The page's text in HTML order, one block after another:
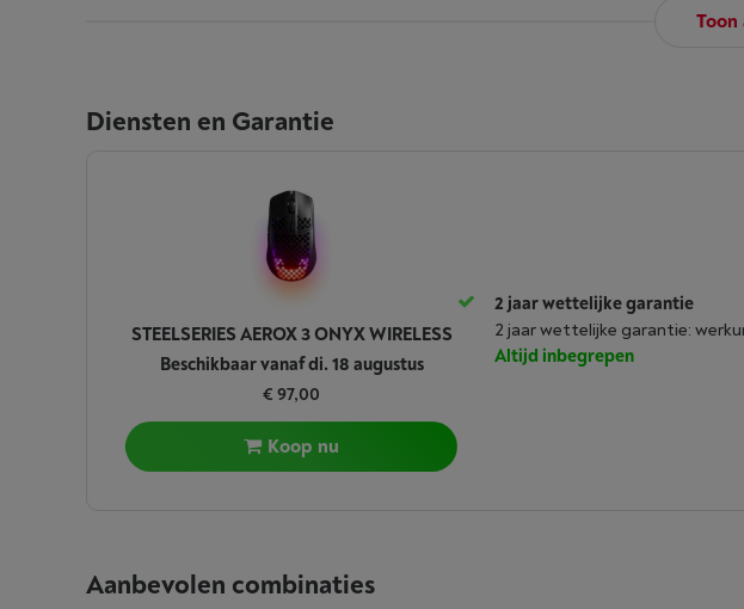
Diensten en Garantie
STEELSERIES AEROX 3 ONYX WIRELESS
Beschikbaar vanaf di. 18 augustus
€ 97,00
Koop nu
2 jaar wettelijke garantie
2 jaar wettelijke garantie:
Altijd inbegrepen
Aanbevolen combinaties